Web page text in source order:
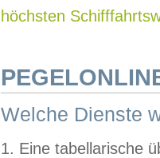
höchsten
Welche Dienste
1. Eine tabellarische